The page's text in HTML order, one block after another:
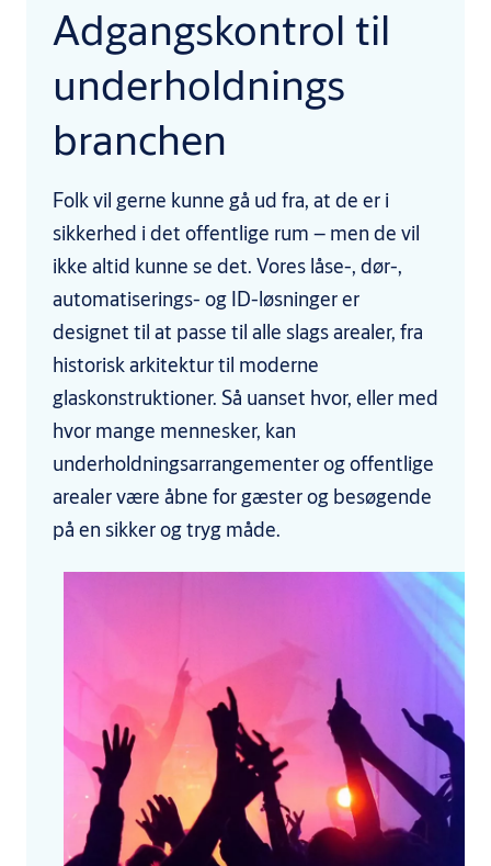
Adgangskontrol til
underholdnings
branchen
Folk vil gerne kunne gå ud fra, at de er i
sikkerhed i det offentlige rum – men de vil
ikke altid kunne se det. Vores låse-, dør-,
automatiserings- og ID-løsninger er
designet til at passe til alle slags arealer, fra
historisk arkitektur til moderne
glaskonstruktioner. Så uanset hvor, eller med
hvor mange mennesker, kan
underholdningsarrangementer og offentlige
arealer være åbne for gæster og besøgende
på en sikker og tryg måde.